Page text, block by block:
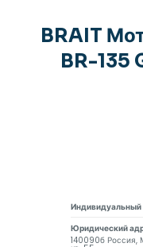
BRAIT
BR-135
Юридический
140090б Россия,